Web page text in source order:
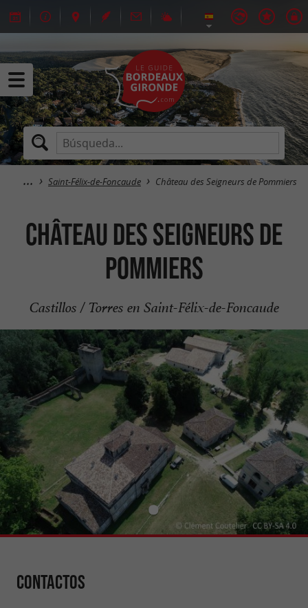
Saint-Félix-de-Foncaude Château des Seigneurs de Pommiers
Château des Seigneurs de
Pommiers
Castillos / Torres en Saint-Félix-de-Foncaude
Contactos